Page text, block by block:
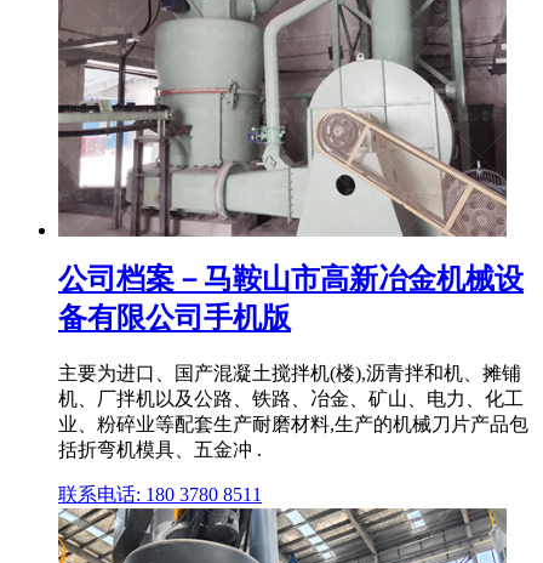
公司档案－马鞍山市高新冶金机械设
备有限公司手机版
主要为进口、国产混凝土搅拌机(楼),沥青拌和机、摊铺
机、厂拌机以及公路、铁路、冶金、矿山、电力、化工
业、粉碎业等配套生产耐磨材料,生产的机械刀片产品包
括折弯机模具、五金冲 .
联系电话: 180 3780 8511